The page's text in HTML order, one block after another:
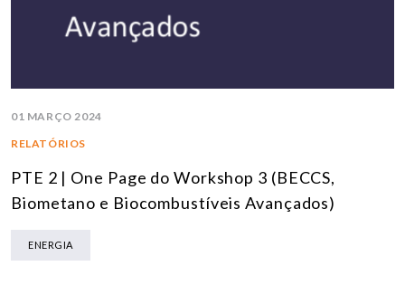
01 MARÇO 2024
RELATÓRIOS
PTE 2 | One Page do Workshop 3 (BECCS,
Biometano e Biocombustíveis Avançados)
ENERGIA